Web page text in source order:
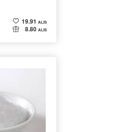
19.91 ALIS
8.80 ALIS